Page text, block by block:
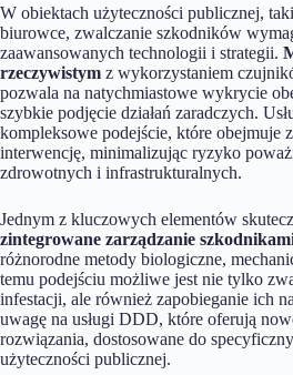
W obiektach użyteczności publicznej,
biurowce, zwalczanie szkodników
zaawansowanych technologii i strategii.
rzeczywistym z wykorzystaniem
pozwala na natychmiastowe wykrycie
szybkie podjęcie działań zaradczych.
kompleksowe podejście, które obejmuje
interwencję, minimalizując ryzyko
zdrowotnych i infrastrukturalnych.
Jednym z kluczowych elementów
zintegrowane zarządzanie
różnorodne metody biologiczne,
temu podejściu możliwe jest nie tylko
infestacji, ale również zapobieganie ich
uwagę na usługi DDD, które oferują
rozwiązania, dostosowane do
użyteczności publicznej.